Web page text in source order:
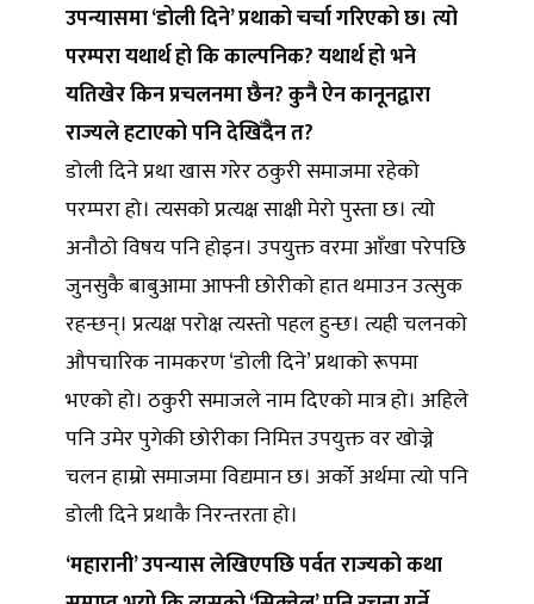
उपन्यासमा ‘डोली दिने’ प्रथाको चर्चा गरिएको छ। त्यो
परम्परा यथार्थ हो कि काल्पनिक? यथार्थ हो भने
यतिखेर किन प्रचलनमा छैन? कुनै ऐन कानूनद्वारा
राज्यले हटाएको पनि देखिँदैन त?
डोली दिने प्रथा खास गरेर ठकुरी समाजमा रहेको
परम्परा हो। त्यसको प्रत्यक्ष साक्षी मेरो पुस्ता छ। त्यो
अनौठो विषय पनि होइन। उपयुक्त वरमा आँखा परेपछि
जुनसुकै बाबुआमा आफ्नी छोरीको हात थमाउन उत्सुक
रहन्छन्। प्रत्यक्ष परोक्ष त्यस्तो पहल हुन्छ। त्यही चलनको
औपचारिक नामकरण ‘डोली दिने’ प्रथाको रूपमा
भएको हो। ठकुरी समाजले नाम दिएको मात्र हो। अहिले
पनि उमेर पुगेकी छोरीका निमित्त उपयुक्त वर खोज्ने
चलन हाम्रो समाजमा विद्यमान छ। अर्को अर्थमा त्यो पनि
डोली दिने प्रथाकै निरन्तरता हो।
‘महारानी’ उपन्यास लेखिएपछि पर्वत राज्यको कथा